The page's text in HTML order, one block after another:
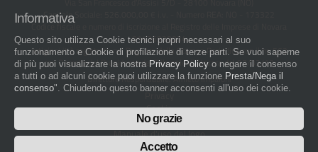
Capitale Sociale: 526.000,00 € i.v. - Numero REA: NO - 173322
Codice fiscale e numero di iscrizione al Registro delle Imprese di Novara
01436930034
artigiani.it è registrato nel Registro della Stampa Periodica con il nr. 562
con Decreto del Presidente del Tribunale di Novara del 07/03/13
Direttore Responsabile: Amleto Impaloni
Privacy
Cookie
Whistleblowing
Manuale d'uso del logo
Policy sulla Parità di genere
Informativa
Questo sito utilizza Cookie tecnici propri necessari al suo
funzionamento e Cookie di profilazione di terze parti. Se vuoi saperne
di più puoi visualizzare la nostra Privacy Policy o negare il consenso
a tutti o ad alcuni cookie puoi utilizzare la funzione Presta/Nega il
consenso". Chiudendo questo banner acconsenti all'uso dei cookie.
No grazie
Accetto